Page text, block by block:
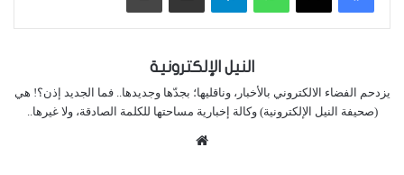
النيل الإلكترونية
يزدحم الفضاء الالكتروني بالأخبار، وناقليها؛ بجدّها وجديدها.. فما الجديد إذن؟! هي
(صحيفة النيل الإلكترونية) وكالة إخبارية مساحتها للكلمة الصادقة، ولا غيرها..